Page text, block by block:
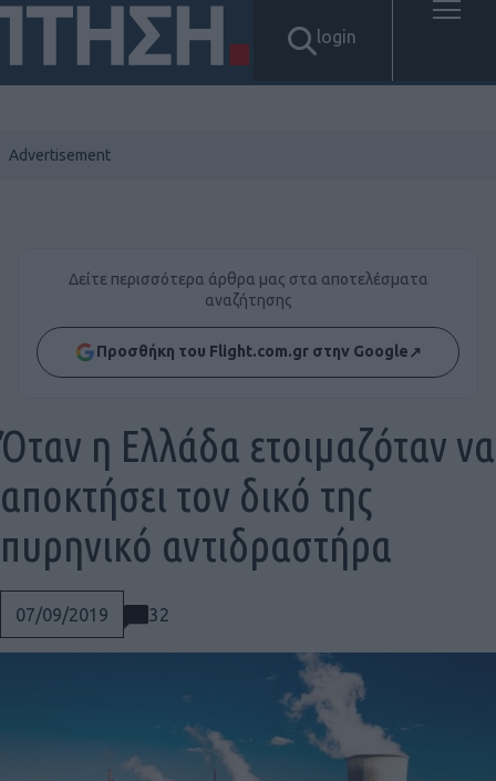
login
Δείτε περισσότερα άρθρα μας στα αποτελέσματα
αναζήτησης
Προσθήκη του Flight.com.gr στην Google↗
07/09/2019 32
Όταν η Ελλάδα ετοιμαζόταν να
αποκτήσει τον δικό της
πυρηνικό αντιδραστήρα